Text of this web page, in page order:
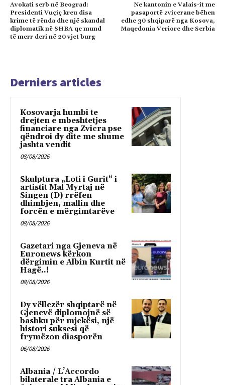
Avokati serb në Beograd:
Presidenti Vuçiç kreu disa
krime të rënda dhe një skandal
diplomatik në SHBA qe mund
të merr deri në 20 vjet burg
Ne kantonin e Valais-it me
pasaportë zvicerane bëhen
edhe 30 shqiparë nga Kosova,
Maqedonia Veriore dhe Serbia
Derniers articles
Kosovarja humbi te
drejten e mbeshtetjes
financiare nga Zvicra pse
qëndroi dy dite me shume
jashta vendit
08/08/2026
Skulptura „Loti i Gurit“ i
artistit Mal Myrtaj në
Singen (D) rrëfen
dhimbjen, mallin dhe
forcën e mërgimtarëve
08/08/2026
Gazetari nga Gjeneva në
Euronews kërkon
dërgimin e Albin Kurtit në
Hagë..!
08/08/2026
Dy vëllezër shqiptarë në
Gjenevë diplomojnë së
bashku për mjekësi, një
histori suksesi që
frymëzon diasporën
06/08/2026
Albania / L’Accordo
bilaterale tra Albania e